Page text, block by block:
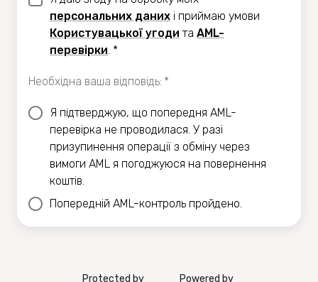
персональних даних i приймаю умови
Користувацької угоди та AML-
перевiрки. *
Необхідна ваша відповідь: *
Я підтверджую, що попередня AML-
перевірка не проводилася. У разі
призупинення операції з обміну через
вимоги AML я погоджуюся на повернення
коштів.
Попередній AML-контроль пройдено.
Protected by Powered by